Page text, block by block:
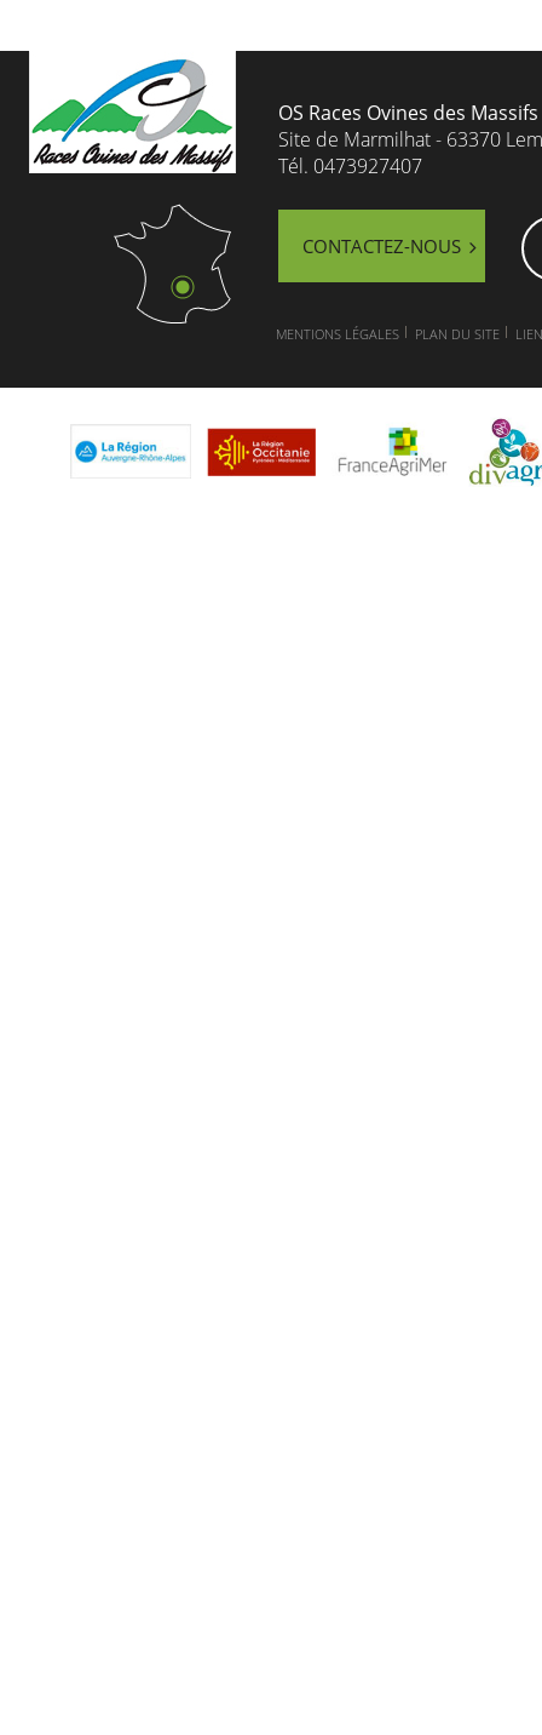
OS Races Ovines des Massifs
Site de Marmilhat - 63370
Tél. 0473927407
CONTACTEZ-NOUS
MENTIONS LÉGALES PLAN DU SITE